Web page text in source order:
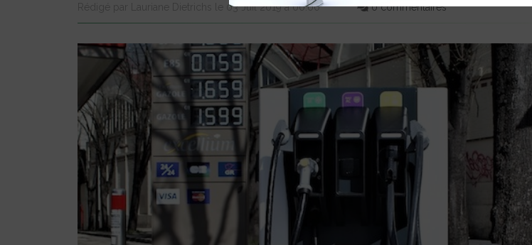
Rédigé par Lauriane Dietrichs le 03 Juil 2019 à 00:00 0 commentaires